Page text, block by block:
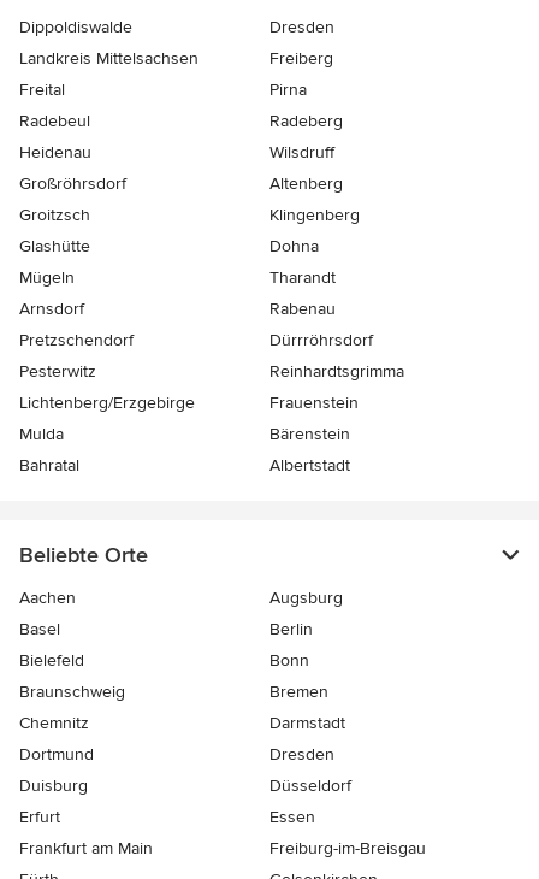
Dippoldiswalde
Dresden
Landkreis Mittelsachsen
Freiberg
Freital
Pirna
Radebeul
Radeberg
Heidenau
Wilsdruff
Großröhrsdorf
Altenberg
Groitzsch
Klingenberg
Glashütte
Dohna
Mügeln
Tharandt
Arnsdorf
Rabenau
Pretzschendorf
Dürrröhrsdorf
Pesterwitz
Reinhardtsgrimma
Lichtenberg/Erzgebirge
Frauenstein
Mulda
Bärenstein
Bahratal
Albertstadt
Beliebte Orte
Aachen
Augsburg
Basel
Berlin
Bielefeld
Bonn
Braunschweig
Bremen
Chemnitz
Darmstadt
Dortmund
Dresden
Duisburg
Düsseldorf
Erfurt
Essen
Frankfurt am Main
Freiburg-im-Breisgau